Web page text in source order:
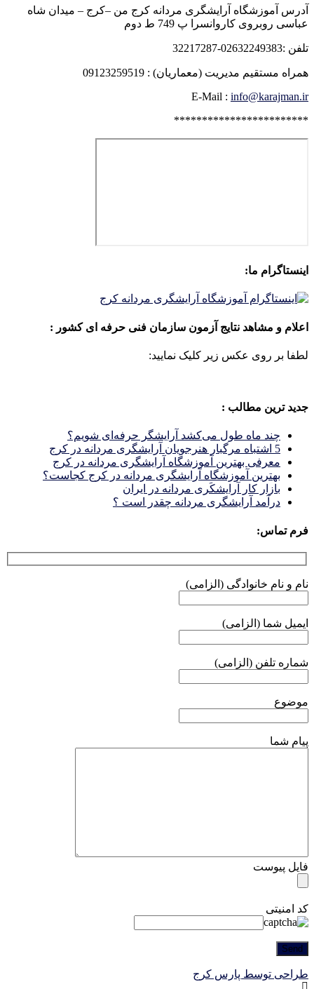
آدرس آموزشگاه آرایشگری مردانه کرج من –کرج – میدان شاه
عباسی روبروی کاروانسرا پ 749 ط دوم
تلفن :02632249383-32217287
همراه مستقیم مدیریت (معماریان) : 09123259519
E-Mail : info@karajman.ir
************************
اینستاگرام ما:
اعلام و مشاهد نتایج آزمون سازمان فنی حرفه ای کشور :
لطفا بر روی عکس زیر کلیک نمایید:
جدید ترین مطالب :
چند ماه طول می‌کشد آرایشگر حرفه‌ای شویم؟
5 اشتباه مرگبار هنرجویان آرایشگری مردانه در کرج
معرفی بهترین آموزشگاه آرایشگری مردانه در کرج
بهترین آموزشگاه آرایشگری مردانه در کرج کجاست؟
بازار كار آرايشكَرى مردانه در ايران
درآمد آرایشگری مردانه چقدر است ؟
فرم تماس:
نام و نام خانوادگی (الزامی)
ایمیل شما (الزامی)
شماره تلفن (الزامی)
موضوع
پیام شما
فایل پیوست
کد امنیتی
طراحی توسط پارس کرج